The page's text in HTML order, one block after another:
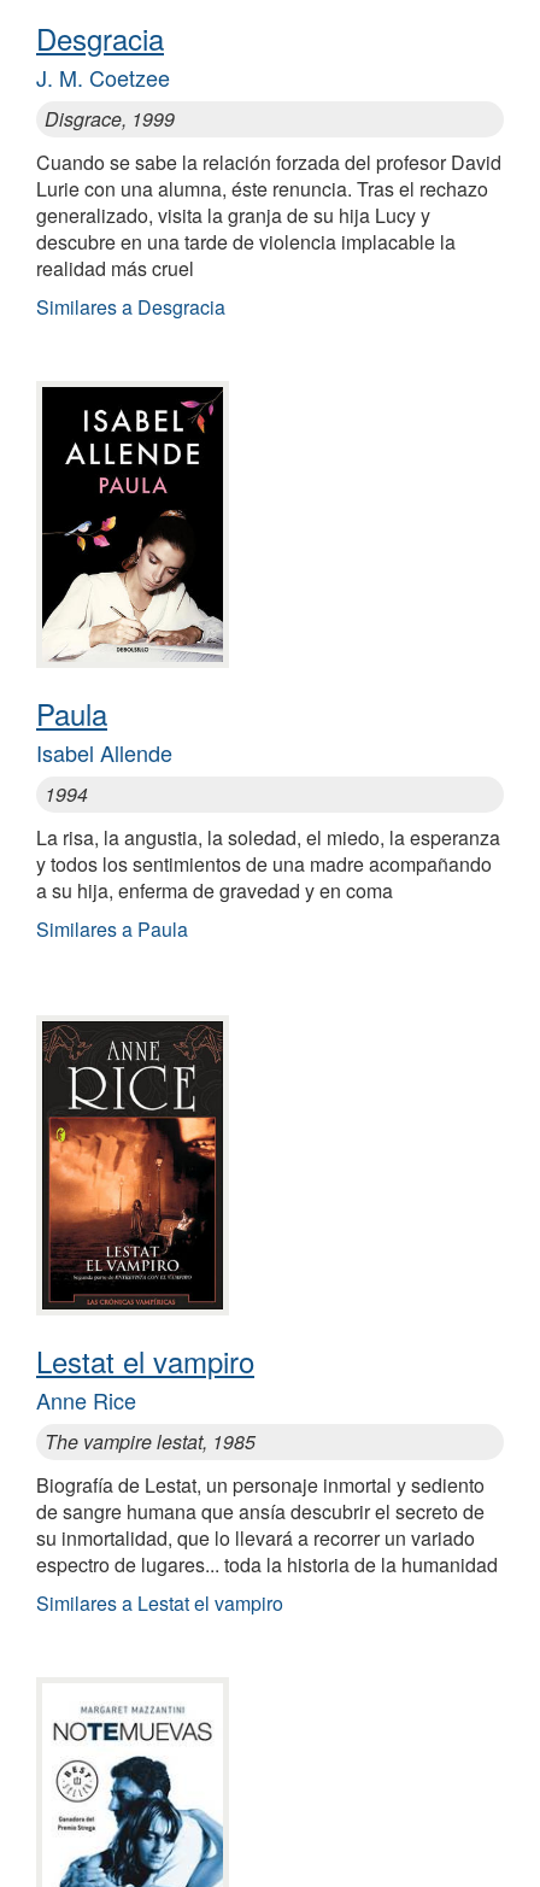
Desgracia
J. M. Coetzee
Disgrace, 1999
Cuando se sabe la relación forzada del profesor David
Lurie con una alumna, éste renuncia. Tras el rechazo
generalizado, visita la granja de su hija Lucy y
descubre en una tarde de violencia implacable la
realidad más cruel
Similares a Desgracia
Paula
Isabel Allende
1994
La risa, la angustia, la soledad, el miedo, la esperanza
y todos los sentimientos de una madre acompañando
a su hija, enferma de gravedad y en coma
Similares a Paula
Lestat el vampiro
Anne Rice
The vampire lestat, 1985
Biografía de Lestat, un personaje inmortal y sediento
de sangre humana que ansía descubrir el secreto de
su inmortalidad, que lo llevará a recorrer un variado
espectro de lugares... toda la historia de la humanidad
Similares a Lestat el vampiro